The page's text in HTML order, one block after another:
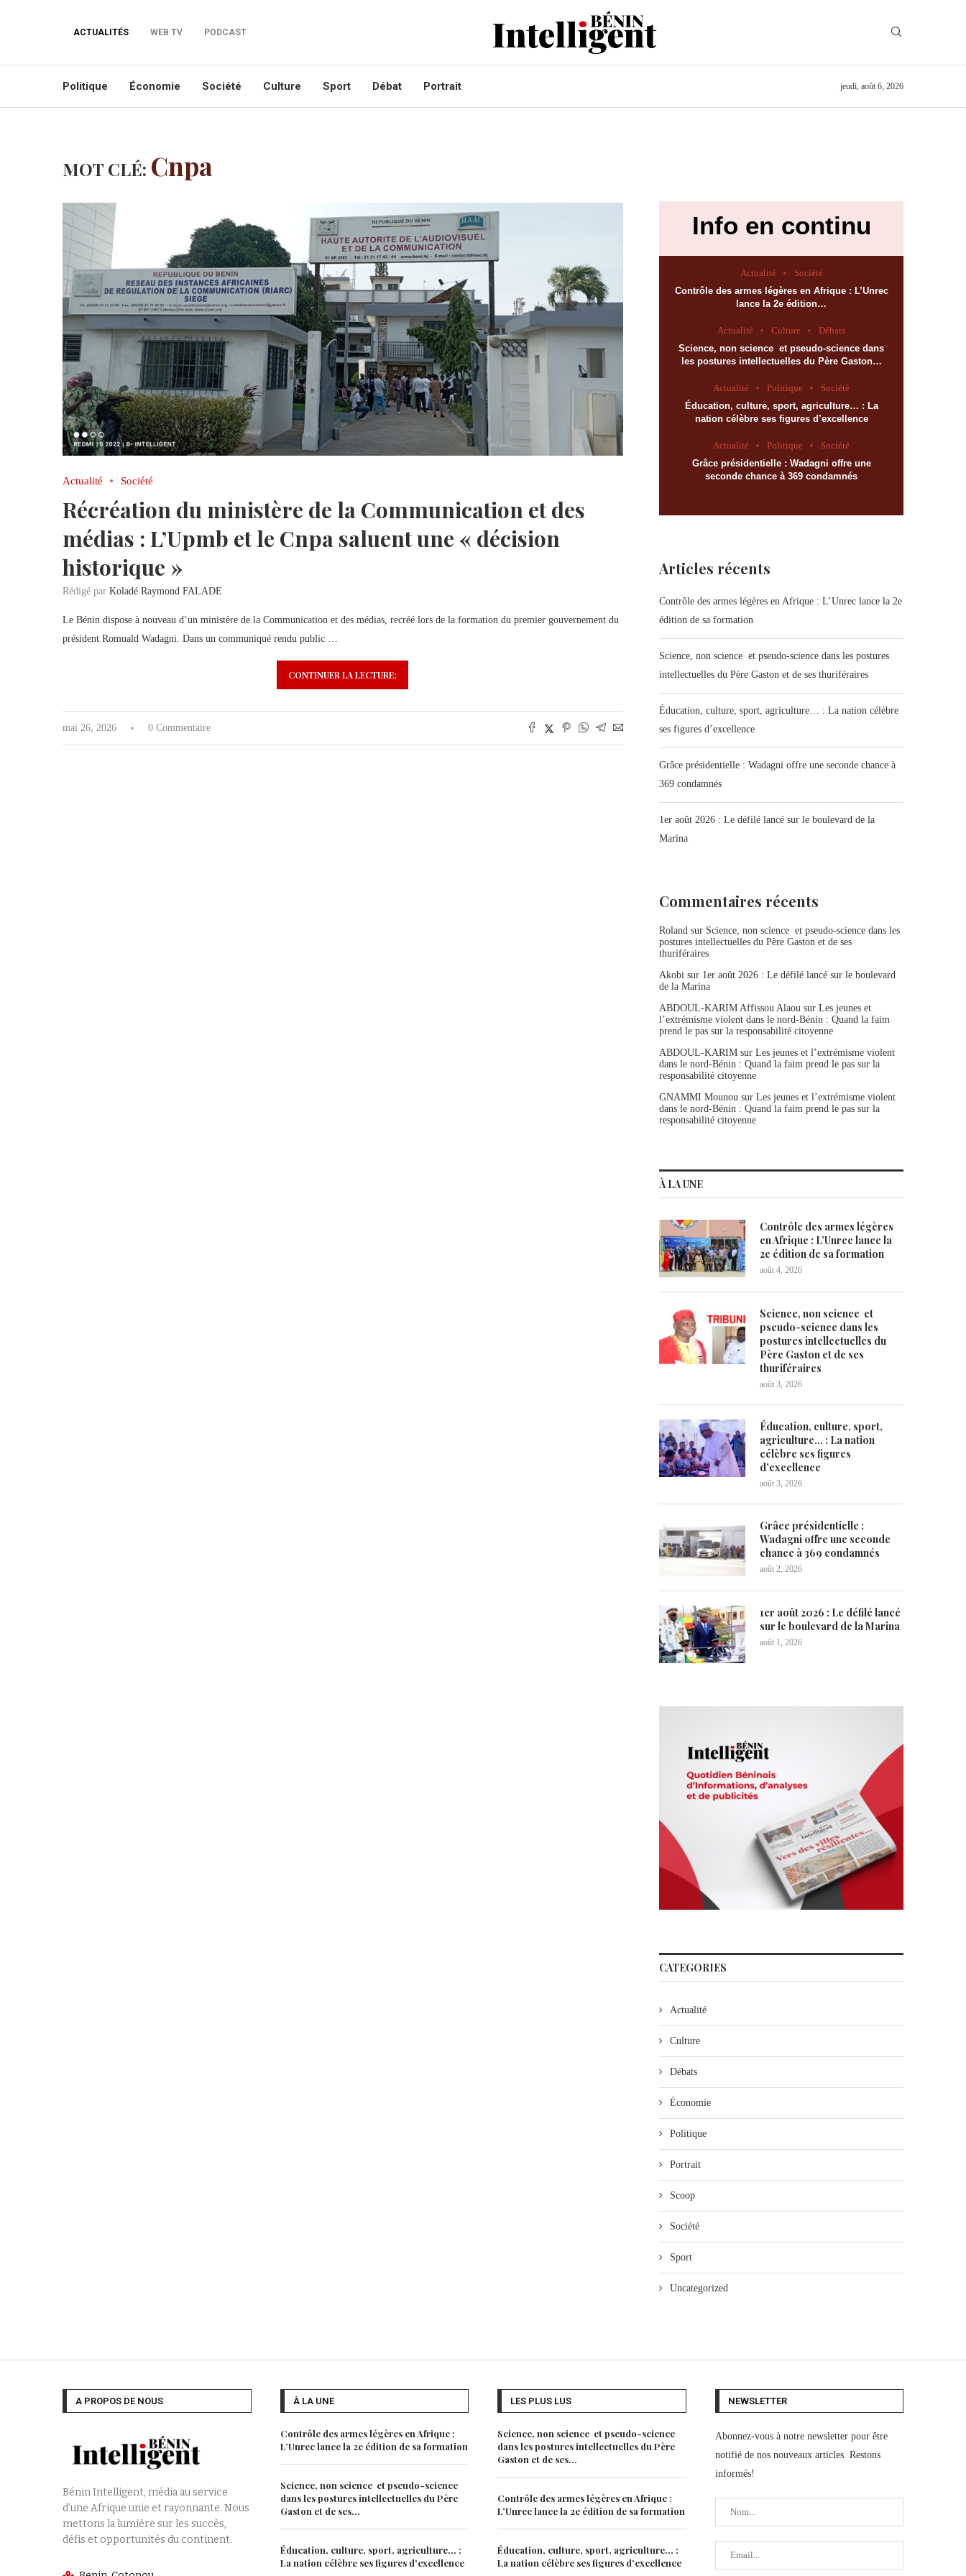
ACTUALITÉS WEB TV PODCAST
Politique Économie Société Culture Sport Débat Portrait jeudi, août 6, 2026
MOT CLÉ: Cnpa
Actualité Société
Récréation du ministère de la Communication et des
médias : L’Upmb et le Cnpa saluent une « décision
historique »
Rédigé par Koladé Raymond FALADE
Le Bénin dispose à nouveau d’un ministère de la Communication et des médias, recréé lors de la formation du premier gouvernement du
président Romuald Wadagni. Dans un communiqué rendu public …
CONTINUER LA LECTURE:
mai 26, 2026 0 Commentaire
Info en continu
Actualité
Société
Contrôle des armes légères en Afrique : L’Unrec
lance la 2e édition…
Actualité Culture
Débats
Science, non science et pseudo-science dans
les postures intellectuelles du Père Gaston…
Actualité Politique
Société
Éducation, culture, sport, agriculture… : La
nation célèbre ses figures d’excellence
Actualité Politique
Société
Grâce présidentielle : Wadagni offre une
seconde chance à 369 condamnés
Articles récents
Contrôle des armes légères en Afrique : L’Unrec lance la 2e
édition de sa formation
Science, non science et pseudo-science dans les postures
intellectuelles du Père Gaston et de ses thuriféraires
Éducation, culture, sport, agriculture… : La nation célèbre
ses figures d’excellence
Grâce présidentielle : Wadagni offre une seconde chance à
369 condamnés
1er août 2026 : Le défilé lancé sur le boulevard de la
Marina
Commentaires récents
Roland sur Science, non science et pseudo-science dans les
postures intellectuelles du Père Gaston et de ses
thuriféraires
Akobi sur 1er août 2026 : Le défilé lancé sur le boulevard
de la Marina
ABDOUL-KARIM Affissou Alaou sur Les jeunes et
l’extrémisme violent dans le nord-Bénin : Quand la faim
prend le pas sur la responsabilité citoyenne
ABDOUL-KARIM sur Les jeunes et l’extrémisme violent
dans le nord-Bénin : Quand la faim prend le pas sur la
responsabilité citoyenne
GNAMMI Mounou sur Les jeunes et l’extrémisme violent
dans le nord-Bénin : Quand la faim prend le pas sur la
responsabilité citoyenne
À LA UNE
Contrôle des armes légères
en Afrique : L’Unrec lance la
2e édition de sa formation
août 4, 2026
Science, non science et
pseudo-science dans les
postures intellectuelles du
Père Gaston et de ses
thuriféraires
août 3, 2026
Éducation, culture, sport,
agriculture… : La nation
célèbre ses figures
d’excellence
août 3, 2026
Grâce présidentielle :
Wadagni offre une seconde
chance à 369 condamnés
août 2, 2026
1er août 2026 : Le défilé lancé
sur le boulevard de la Marina
août 1, 2026
CATEGORIES
Actualité
Culture
Débats
Économie
Politique
Portrait
Scoop
Société
Sport
Uncategorized
A PROPOS DE NOUS
Bénin Intelligent, média au service
d’une Afrique unie et rayonnante. Nous
mettons la lumière sur les succès,
défis et opportunités du continent.
À LA UNE
Contrôle des armes légères en Afrique :
L’Unrec lance la 2e édition de sa formation
Science, non science et pseudo-science
dans les postures intellectuelles du Père
Gaston et de ses...
Éducation, culture, sport, agriculture… :
La nation célèbre ses figures d’excellence
LES PLUS LUS
Science, non science et pseudo-science
dans les postures intellectuelles du Père
Gaston et de ses...
Contrôle des armes légères en Afrique :
L’Unrec lance la 2e édition de sa formation
Éducation, culture, sport, agriculture… :
La nation célèbre ses figures d’excellence
NEWSLETTER
Abonnez-vous à notre newsletter pour être
notifié de nos nouveaux articles. Restons
informés!